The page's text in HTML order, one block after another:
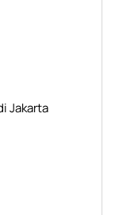
Jakarta